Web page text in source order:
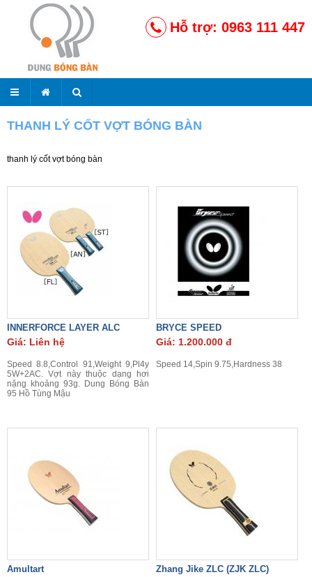
Hỗ trợ: 0963 111 447
THANH LÝ CỐT VỢT BÓNG BÀN
thanh lý cốt vợt bóng bàn
INNERFORCE LAYER ALC
Giá: Liên hệ
Speed 8.8,Control 91,Weight 9,Pl4y
5W+2AC. Vợt này thuộc dạng hơi
nặng khoảng 93g. Dung Bóng Bàn
95 Hồ Tùng Mậu
BRYCE SPEED
Giá: 1.200.000 đ
Speed 14,Spin 9.75,Hardness 38
Amultart Zhang Jike ZLC (ZJK ZLC)